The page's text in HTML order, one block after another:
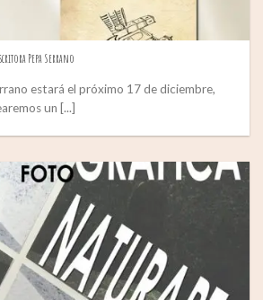
Pepa Serrano
estará el próximo 17 de diciembre,
un [...]